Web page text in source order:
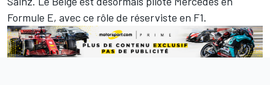
Formule E, avec ce rôle de réserviste en F1.